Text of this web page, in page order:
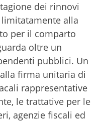
dei rinnovi
alla
per il comparto
oltre un
pubblici. Un
firma unitaria di
rappresentative
le trattative per le
agenzie fiscali ed